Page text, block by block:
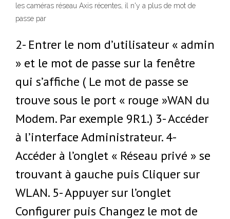
les caméras réseau Axis récentes, il n'y a plus de mot de
passe par
2- Entrer le nom d’utilisateur « admin
» et le mot de passe sur la fenêtre
qui s’affiche ( Le mot de passe se
trouve sous le port « rouge »WAN du
Modem. Par exemple 9R1.) 3- Accéder
à l’interface Administrateur. 4-
Accéder à l’onglet « Réseau privé » se
trouvant à gauche puis Cliquer sur
WLAN. 5- Appuyer sur l’onglet
Configurer puis Changez le mot de